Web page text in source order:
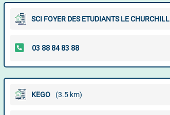
SCI FOYER DES ETUDIANTS LE CHURCHILL
KEGO (3.5 km)